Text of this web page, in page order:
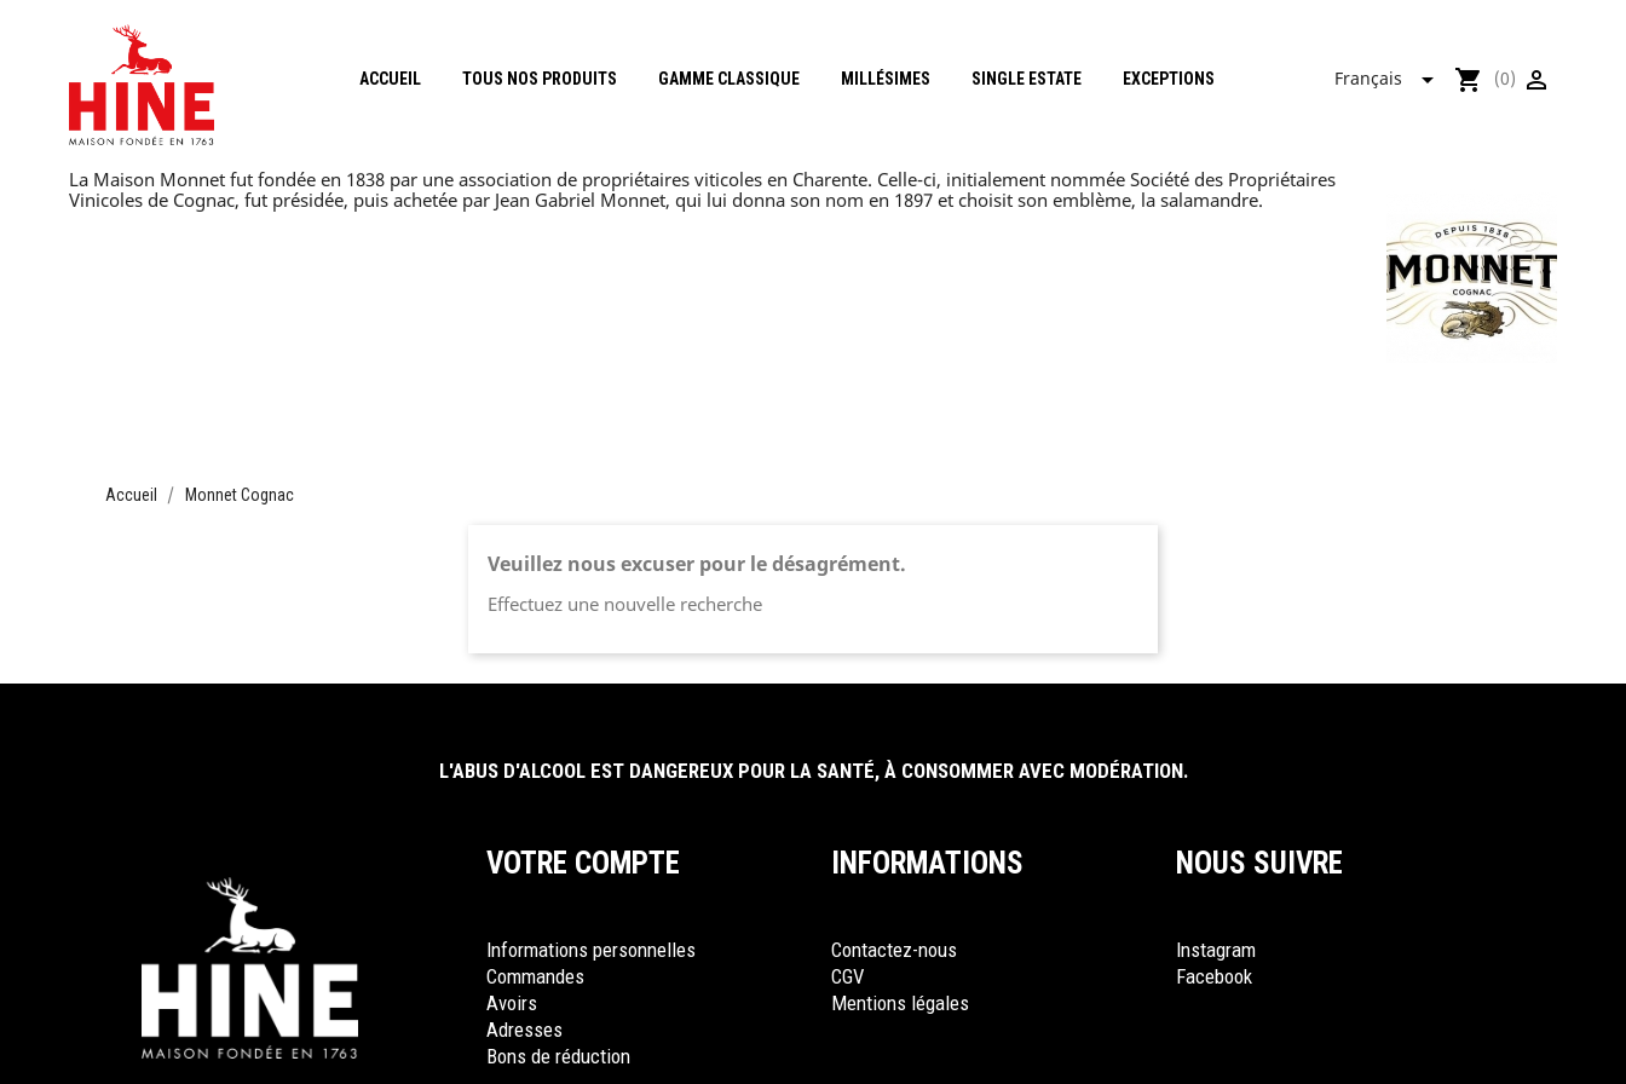
ACCUEIL TOUS NOS PRODUITS GAMME CLASSIQUE MILLÉSIMES SINGLE ESTATE EXCEPTIONS 
shopping_cart (0)
Français 
La Maison Monnet fut fondée en 1838 par une association de propriétaires viticoles en Charente. Celle-ci, initialement nommée Société des Propriétaires
Vinicoles de Cognac, fut présidée, puis achetée par Jean Gabriel Monnet, qui lui donna son nom en 1897 et choisit son emblème, la salamandre.
Accueil Monnet Cognac
Veuillez nous excuser pour le désagrément.
Effectuez une nouvelle recherche
L'ABUS D'ALCOOL EST DANGEREUX POUR LA SANTÉ, À CONSOMMER AVEC MODÉRATION.
VOTRE COMPTE
Informations personnelles
Commandes
Avoirs
Adresses
Bons de réduction
INFORMATIONS
Contactez-nous
CGV
Mentions légales
NOUS SUIVRE
Instagram
Facebook